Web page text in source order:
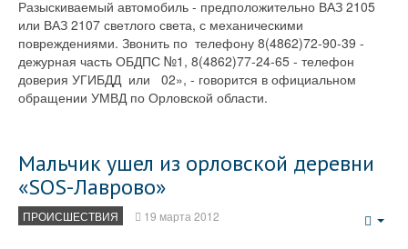
Разыскиваемый автомобиль - предположительно ВАЗ 2105
или ВАЗ 2107 светлого света, с механическими
повреждениями. Звонить по телефону 8(4862)72-90-39 -
дежурная часть ОБДПС №1, 8(4862)77-24-65 - телефон
доверия УГИБДД или 02», - говорится в официальном
обращении УМВД по Орловской области.
Мальчик ушел из орловской деревни
«SOS-Лаврово»
ПРОИСШЕСТВИЯ 19 марта 2012